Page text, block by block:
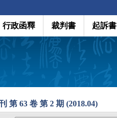
行政函釋 裁判書 起訴書
第 63 卷 第 2 期 (2018.04)